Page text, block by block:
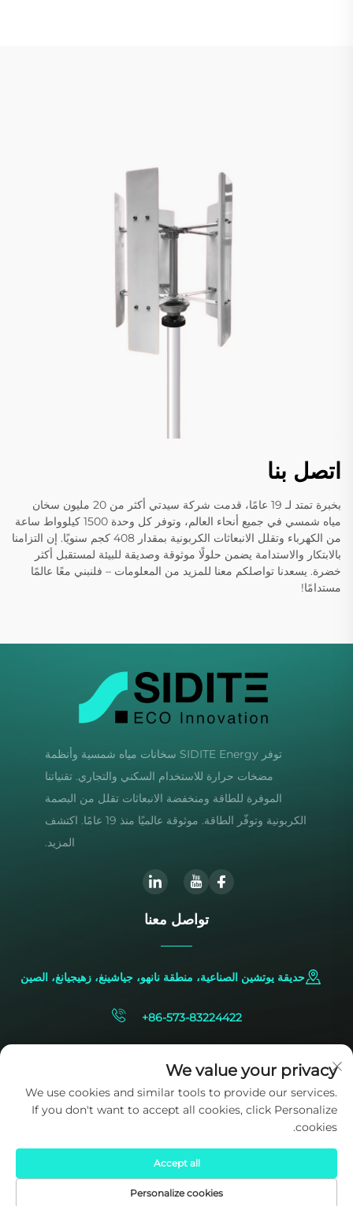
اتصل بنا
بخبرة تمتد لـ 19 عامًا، قدمت شركة سيدتي أكثر من 20 مليون سخان
مياه شمسي في جميع أنحاء العالم، وتوفر كل وحدة 1500 كيلوواط ساعة
من الكهرباء وتقلل الانبعاثات الكربونية بمقدار 408 كجم سنويًا. إن التزامنا
بالابتكار والاستدامة يضمن حلولًا موثوقة وصديقة للبيئة لمستقبل أكثر
خضرة. يسعدنا تواصلكم معنا للمزيد من المعلومات – فلنبني معًا عالمًا
مستدامًا!
توفر SIDITE Energy سخانات مياه شمسية وأنظمة
مضخات حرارة للاستخدام السكني والتجاري. تقنياتنا
الموفرة للطاقة ومنخفضة الانبعاثات تقلل من البصمة
الكربونية وتوفّر الطاقة. موثوقة عالميًا منذ 19 عامًا. اكتشف
المزيد.
تواصل معنا
حديقة يوتشين الصناعية، منطقة نانهو، جياشينغ، زهيجيانغ، الصين
+86-573-83224422
الخصوصية
We value your privacy
We use cookies and similar tools to provide our services.
If you don't want to accept all cookies, click Personalize
cookies.
Personalize cookies
Accept all